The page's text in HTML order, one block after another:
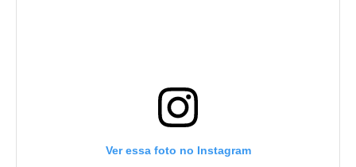
Ver essa foto no Instagram